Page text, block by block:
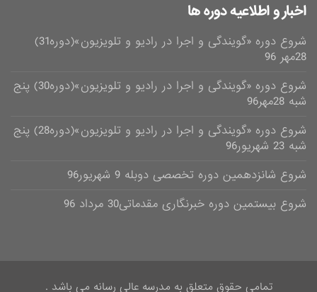
اخبار و اطلاعیه دوره ها
شروع دوره «گویندگی و اجرا در رادیو و تلویزیون»(دوره31)
28مهر 96
شروع دوره «گویندگی و اجرا در رادیو و تلویزیون»(دوره30) پنج
شبه 28مهر96
شروع دوره «گویندگی و اجرا در رادیو و تلویزیون»(دوره28) پنج
شبه 23 شهریور96
شروع شانزدهمین دوره تخصصی دوبله 9 شهریور96
شروع بیستمین دوره خبرنگاری مقدماتی30 مرداد 96
تمامی حقوق متعلق به مدرسه عالی رسانه می باشد .